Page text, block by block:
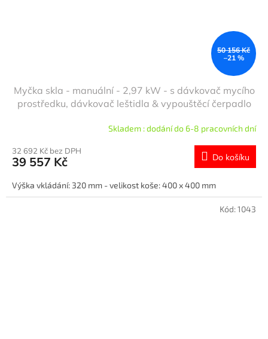
50 156 Kč
–21 %
Myčka skla - manuální - 2,97 kW - s dávkovač mycího
prostředku, dávkovač leštidla & vypouštěcí čerpadlo
Skladem : dodání do 6-8 pracovních dní
32 692 Kč bez DPH
39 557 Kč Do košíku
Výška vkládání: 320 mm - velikost koše: 400 x 400 mm
Kód:1043